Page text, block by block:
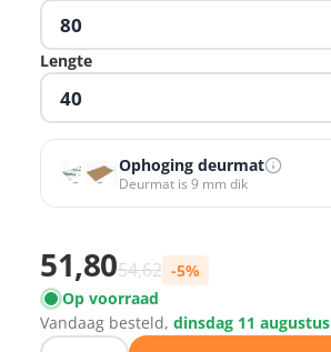
Lengte
Ophoging deurmat
Deurmat is 9 mm dik
€5,84 voor 80 x 40
Opvulmat 5 mm
€8,08 voor 80 x 40
Prijs met korting
51,80 -5%
Normale prijs
54,62
Op voorraad
Vandaag besteld, dinsdag 11 augustus